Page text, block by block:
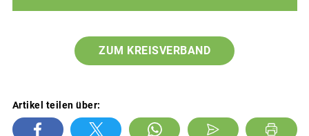
ZUM KREISVERBAND
Artikel teilen über: